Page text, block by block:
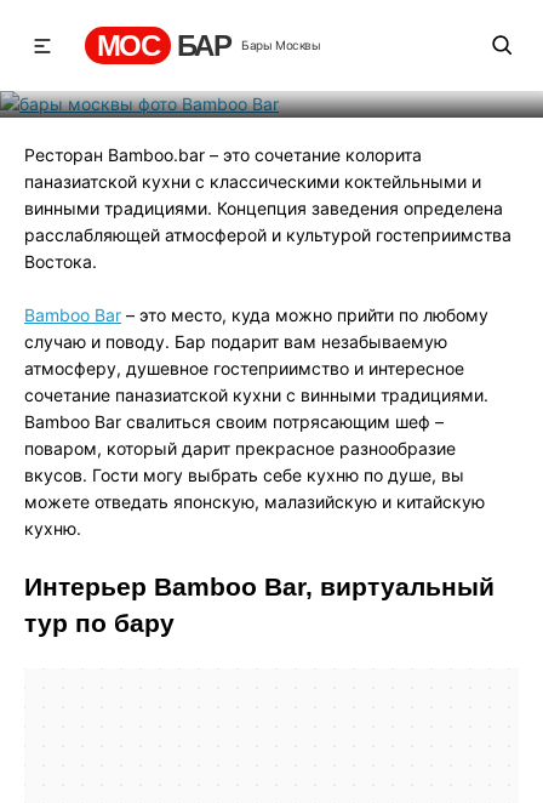
МОС БАР Бары Москвы
Bamboo Bar
Ресторан Bamboo.bar – это сочетание колорита
паназиатской кухни с классическими коктейльными и
винными традициями. Концепция заведения определена
расслабляющей атмосферой и культурой гостеприимства
Востока.
Bamboo Bar – это место, куда можно прийти по любому
случаю и поводу. Бар подарит вам незабываемую
атмосферу, душевное гостеприимство и интересное
сочетание паназиатской кухни с винными традициями.
Bamboo Bar свалиться своим потрясающим шеф –
поваром, который дарит прекрасное разнообразие
вкусов. Гости могу выбрать себе кухню по душе, вы
можете отведать японскую, малазийскую и китайскую
кухню.
Интерьер Bamboo Bar, виртуальный
тур по бару